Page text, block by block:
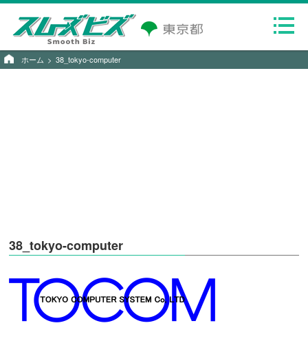
ホーム 38_tokyo-computer
38_tokyo-computer